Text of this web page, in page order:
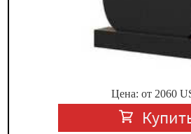
Цена: от 2060